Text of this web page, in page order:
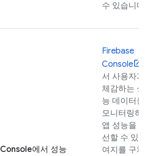
수 있습니다.
Console에서 성능
Firebase
Console
서 사용자가
체감하는 성
능 데이터를
모니터링하여
앱 성능을 개
선할 수 있는
여지를 구체